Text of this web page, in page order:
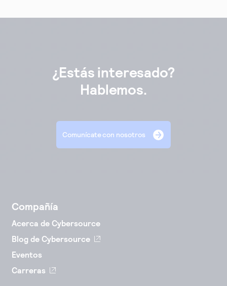
¿Estás interesado?
Hablemos.
Comunícate con nosotros
Compañía
Acerca de Cybersource
Blog de Cybersource
Eventos
Carreras